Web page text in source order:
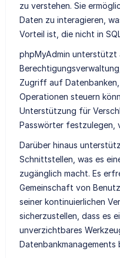
zu verstehen. Sie
Daten zu interagieren,
Vorteil ist, die nicht in
phpMyAdmin unterstützt
Zugriff auf
Operationen steuern
Unterstützung für
Passwörter festzulegen,
Darüber hinaus
Schnittstellen, was es
zugänglich macht. Es
Gemeinschaft von
seiner kontinuierlichen
sicherzustellen, dass es
unverzichtbares
Datenbankmanagements